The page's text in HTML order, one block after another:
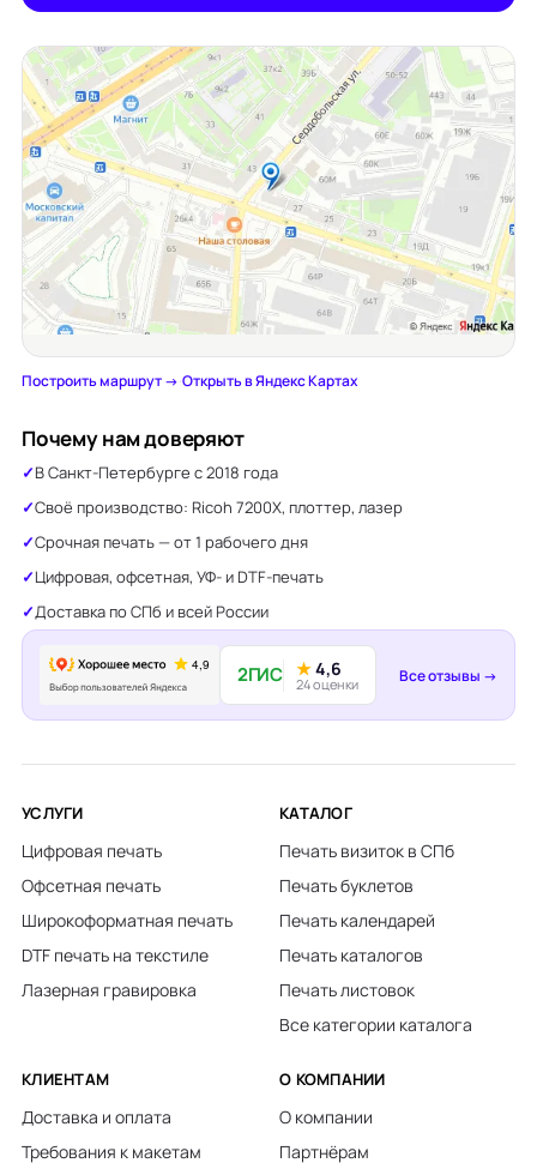
Построить маршрут →·Открыть в Яндекс Картах
Почему нам доверяют
В Санкт-Петербурге с 2018 года
Своё производство: Ricoh 7200X, плоттер, лазер
Срочная печать — от 1 рабочего дня
Цифровая, офсетная, УФ- и DTF-печать
Доставка по СПб и всей России
2ГИС ★4,6
24 оценки Все отзывы →
УСЛУГИ
Цифровая печать
Офсетная печать
Широкоформатная печать
DTF печать на текстиле
Лазерная гравировка
КАТАЛОГ
Печать визиток в СПб
Печать буклетов
Печать календарей
Печать каталогов
Печать листовок
Все категории каталога
КЛИЕНТАМ
Доставка и оплата
Требования к макетам
О КОМПАНИИ
О компании
Партнёрам